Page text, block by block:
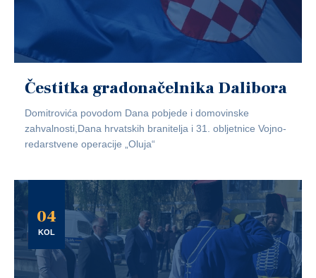
Čestitka gradonačelnika Dalibora
Domitrovića povodom Dana pobjede i domovinske
zahvalnosti,Dana hrvatskih branitelja i 31. obljetnice Vojno-
redarstvene operacije „Oluja“
04
KOL